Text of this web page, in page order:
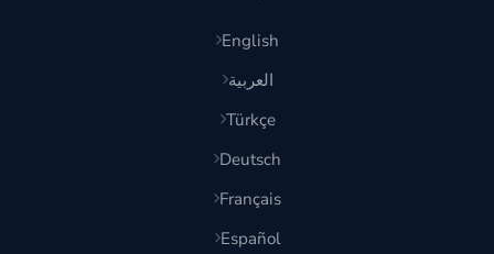
English
العربية
Türkçe
Deutsch
Français
Español